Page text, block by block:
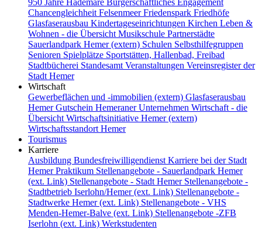
950 Jahre Hademare Bürgerschaftliches Engagement
Chancengleichheit FelsenmeerFriedenspark Friedhöfe
Glasfaserausbau Kindertageseinrichtungen Kirchen Leben &
Wohnen - die Übersicht Musikschule Partnerstädte
Sauerlandpark Hemer (extern) Schulen Selbsthilfegruppen
Senioren Spielplätze Sportstätten, Hallenbad, Freibad
Stadtbücherei Standesamt Veranstaltungen Vereinsregister der
Stadt Hemer
Wirtschaft
Gewerbeflächen und -immobilien (extern) Glasfaserausbau
Hemer Gutschein Hemeraner Unternehmen Wirtschaft - die
Übersicht Wirtschaftsinitiative Hemer (extern)
Wirtschaftsstandort Hemer
Tourismus
Karriere
Ausbildung Bundesfreiwilligendienst Karriere bei der Stadt
HemerPraktikum Stellenangebote - Sauerlandpark Hemer
(ext. Link) Stellenangebote - Stadt Hemer Stellenangebote -
Stadtbetrieb Iserlohn/Hemer (ext. Link) Stellenangebote -
Stadtwerke Hemer (ext. Link) Stellenangebote - VHS
Menden-Hemer-Balve (ext. Link) Stellenangebote -ZFB
Iserlohn (ext. Link) Werkstudenten